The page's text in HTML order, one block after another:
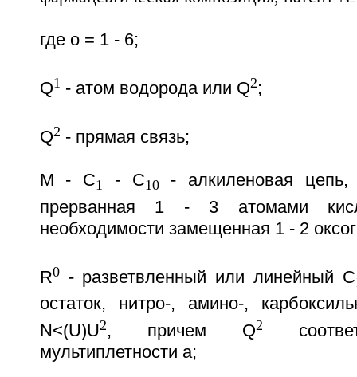
где о = 1 - 6;
Q1 - атом водорода или Q2;
Q2 - прямая связь;
М - С1 - C10- алкиленовая цепь,
прерванная 1 - 3 атомами
необходимости замещенная 1 - 2
R0- разветвленный или линейный C
остаток, нитро-, амино-,
N<(U)U2, причем Q2
мультиплетности а;